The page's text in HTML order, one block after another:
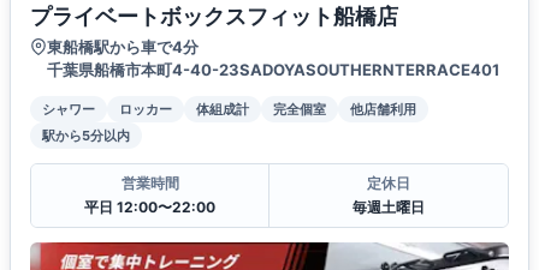
プライベートボックスフィット船橋店
東船橋駅から車で4分
千葉県船橋市本町4-40-23SADOYASOUTHERNTERRACE401
シャワー ロッカー 体組成計 完全個室
他店舗利用
駅から5分以内
営業時間
平日 12:00〜22:00
定休日
毎週土曜日